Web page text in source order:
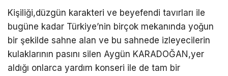
Kişiliği,düzgün karakteri ve beyefendi tavırları ile
bugüne kadar Türkiye’nin birçok mekanında yoğun
bir şekilde sahne alan ve bu sahnede izleyecilerin
kulaklarının pasını silen Aygün KARADOĞAN,yer
aldığı onlarca yardım konseri ile de tam bir